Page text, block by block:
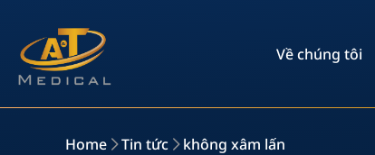
Về chúng tôi
Home Tin tức không xâm lấn